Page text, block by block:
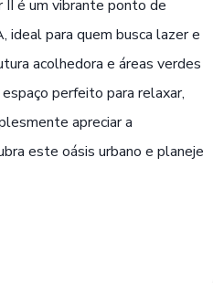
II é um vibrante ponto de
ideal para quem busca lazer e
acolhedora e áreas verdes
perfeito para relaxar,
apreciar a
este oásis urbano e planeje